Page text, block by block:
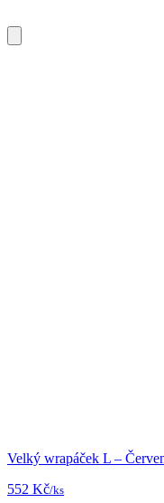
Velký wrapáček L –
552 Kč/ks